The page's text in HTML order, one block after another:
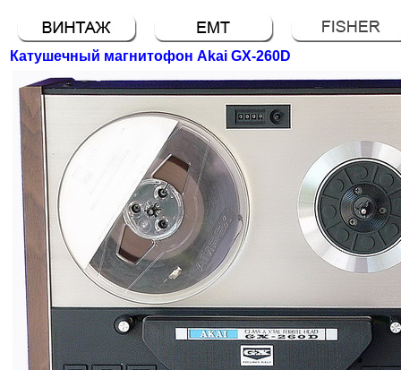
Катушечный магнитофон Akai GX-260D